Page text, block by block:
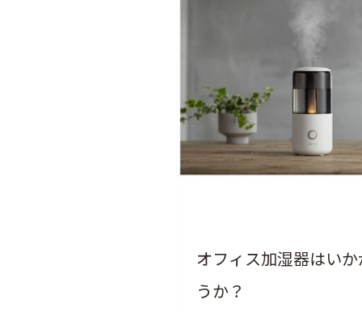
オフィス加湿器はい
うか？